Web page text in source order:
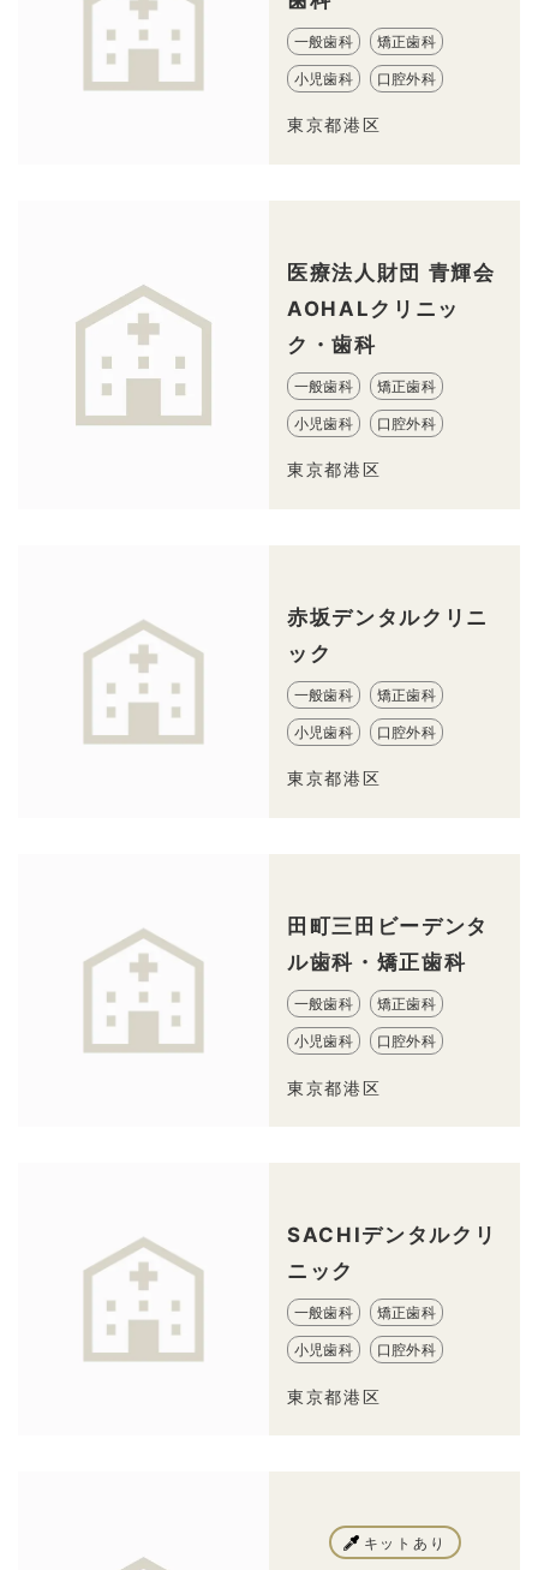
一般歯科 矯正歯科
小児歯科 口腔外科
東京都港区
医療法人財団 青輝会
AOHALクリニッ
ク・歯科
一般歯科 矯正歯科
小児歯科 口腔外科
東京都港区
赤坂デンタルクリニ
ック
一般歯科 矯正歯科
小児歯科 口腔外科
東京都港区
田町三田ビーデンタ
ル歯科・矯正歯科
一般歯科 矯正歯科
小児歯科 口腔外科
東京都港区
SACHIデンタルクリ
ニック
一般歯科 矯正歯科
小児歯科 口腔外科
東京都港区
キットあり